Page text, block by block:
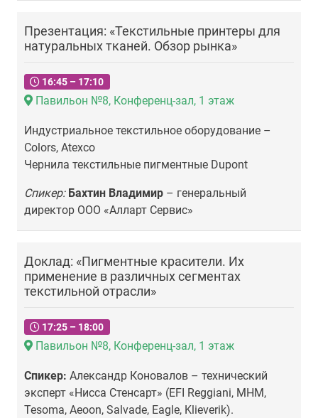
Презентация: «Текстильные принтеры для
натуральных тканей. Обзор рынка»
16:45 – 17:10
Павильон №8, Конференц-зал, 1 этаж
Индустриальное текстильное оборудование –
Colors, Atexco
Чернила текстильные пигментные Dupont
Спикер: Бахтин Владимир – генеральный
директор ООО «Алларт Сервис»
Доклад: «Пигментные красители. Их
применение в различных сегментах
текстильной отрасли»
17:25 – 18:00
Павильон №8, Конференц-зал, 1 этаж
Спикер: Александр Коновалов – технический
эксперт «Нисса Стенсарт» (EFI Reggiani, МНМ,
Tesoma, Aeoon, Salvade, Eagle, Klieverik).